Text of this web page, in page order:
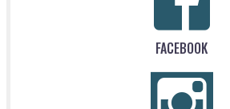
FACEBOOK